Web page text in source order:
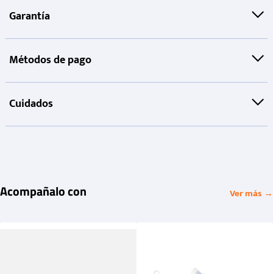
Garantía
Métodos de pago
Cuidados
Acompañalo con Ver más →